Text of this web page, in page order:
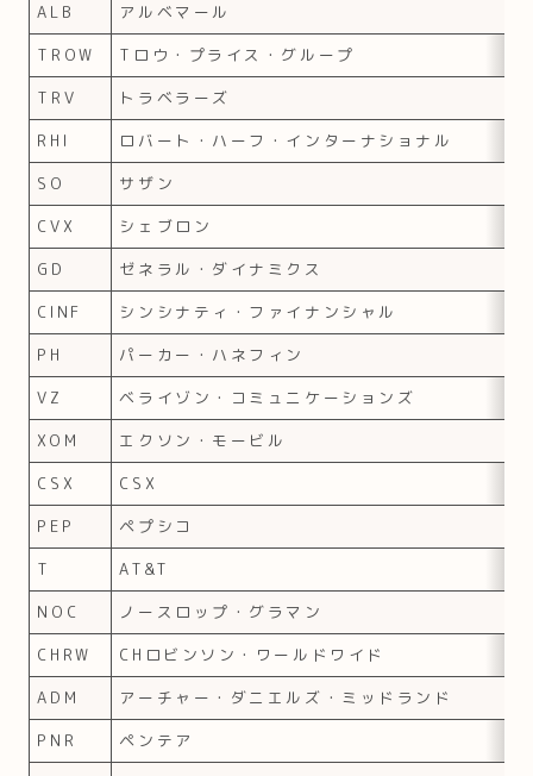
ALB
アルベマール
TROW
Tロウ・プライス・グループ
TRV
トラベラーズ
RHI
ロバート・ハーフ・インターナショナル
SO
サザン
CVX
シェブロン
GD
ゼネラル・ダイナミクス
CINF
シンシナティ・ファイナンシャル
PH
パーカー・ハネフィン
VZ
ベライゾン・コミュニケーションズ
XOM
エクソン・モービル
CSX
CSX
PEP
ペプシコ
T
AT&T
NOC
ノースロップ・グラマン
CHRW
CHロビンソン・ワールドワイド
ADM
アーチャー・ダニエルズ・ミッドランド
PNR
ペンテア